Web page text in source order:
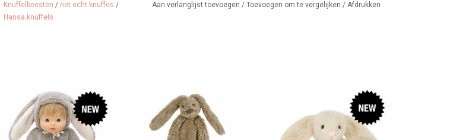
Knuffelbeesten / net echt knuffes /
Hansa knuffels
Aan verlanglijst toevoegen / Toevoegen om te vergelijken / Afdrukken
Konijnenpak voor jouw Gordi pop
TOEVOEGEN AAN WINKELWAGEN
Gewoon een heerlijke
konijnentuttel!
TOEVOEGEN AAN WINKELWAGEN
Wheat Fluffet bunny van Jellycat
TOEVOEGEN AAN WINKELWAGEN